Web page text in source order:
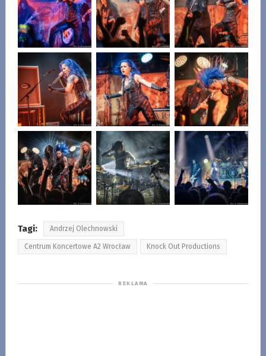
Tagi: Andrzej Olechnowski
Centrum Koncertowe A2 Wrocław Knock Out Productions